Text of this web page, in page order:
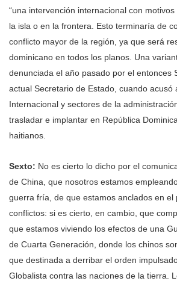
“una intervención internacional con
la isla o en la frontera. Esto terminaría de
conflicto mayor de la región, ya que será
dominicano en todos los planos. Una
denunciada el año pasado por el entonces
actual Secretario de Estado, cuando acusó
Internacional y sectores de la
trasladar e implantar en República
haitianos.
Sexto: No es cierto lo dicho por el
de China, que nosotros estamos
guerra fría, de que estamos anclados en el
conflictos: si es cierto, en cambio, que
que estamos viviendo los efectos de una
de Cuarta Generación, donde los chinos
que destinada a derribar el orden
Globalista contra las naciones de la tierra.